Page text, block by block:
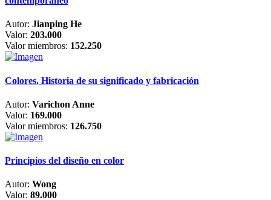
Autor: Jianping He
Valor: 203.000
Valor miembros: 152.250
Colores. Historia de su significado y fabricación
Autor: Varichon Anne
Valor: 169.000
Valor miembros: 126.750
Principios del diseño en color
Autor: Wong
Valor: 89.000